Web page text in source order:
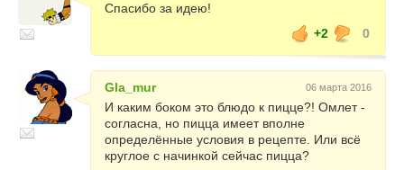
Спасибо за идею!
+2
0
Gla_mur 06 марта 2016
И каким боком это блюдо к пицце?! Омлет -
согласна, но пицца имеет вполне
определённые условия в рецепте. Или всё
круглое с начинкой сейчас пицца?